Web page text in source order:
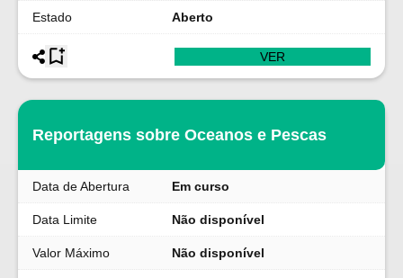
Estado Aberto
VER
Reportagens sobre Oceanos e Pescas
Data de Abertura Em curso
Data Limite Não disponível
Valor Máximo Não disponível